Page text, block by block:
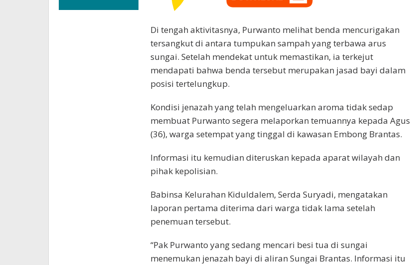
Di tengah aktivitasnya, Purwanto melihat benda mencurigakan
tersangkut di antara tumpukan sampah yang terbawa arus
sungai. Setelah mendekat untuk memastikan, ia terkejut
mendapati bahwa benda tersebut merupakan jasad bayi dalam
posisi tertelungkup.
Kondisi jenazah yang telah mengeluarkan aroma tidak sedap
membuat Purwanto segera melaporkan temuannya kepada Agus
(36), warga setempat yang tinggal di kawasan Embong Brantas.
Informasi itu kemudian diteruskan kepada aparat wilayah dan
pihak kepolisian.
Babinsa Kelurahan Kiduldalem, Serda Suryadi, mengatakan
laporan pertama diterima dari warga tidak lama setelah
penemuan tersebut.
“Pak Purwanto yang sedang mencari besi tua di sungai
menemukan jenazah bayi di aliran Sungai Brantas. Informasi itu